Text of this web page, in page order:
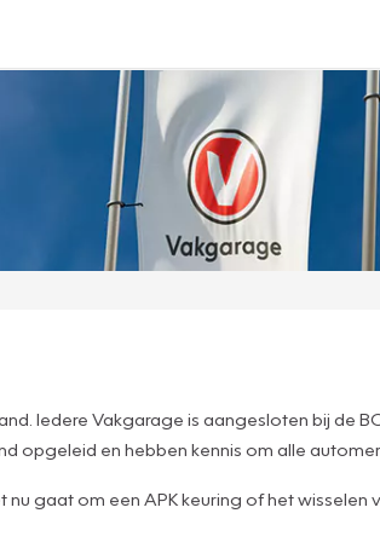
Iedere Vakgarage is aangesloten bij de
opgeleid en hebben kennis om alle
gaat om een APK keuring of het wisselen